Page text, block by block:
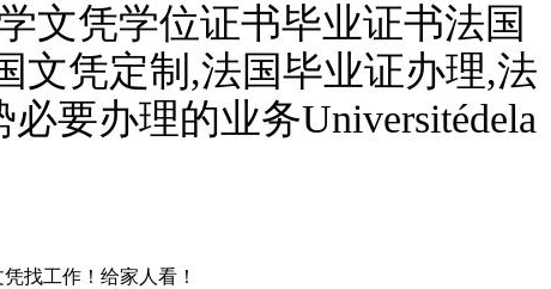
文凭学位证书毕业证书法国
文凭定制,法国毕业证办理,法
要办理的业务Universitédela
找工作！给家人看！